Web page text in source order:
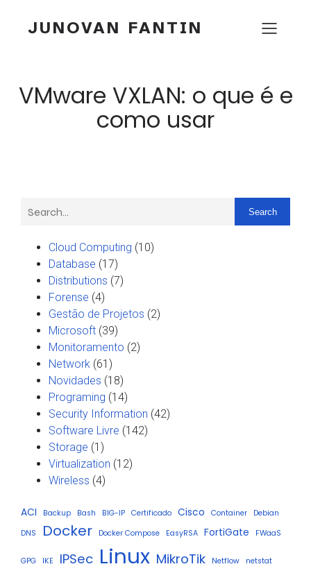
JUNOVAN FANTIN
VMware VXLAN: o que é e
como usar
Search
Cloud Computing (10)
Database (17)
Distributions (7)
Forense (4)
Gestão de Projetos (2)
Microsoft (39)
Monitoramento (2)
Network (61)
Novidades (18)
Programing (14)
Security Information (42)
Software Livre (142)
Storage (1)
Virtualization (12)
Wireless (4)
ACI Backup Bash BIG-IP Certificado Cisco Container
Debian
DNS
Docker Docker Compose EasyRSA FortiGate FWaaS
GPG IKE IPSec Linux MikroTik Netflow netstat